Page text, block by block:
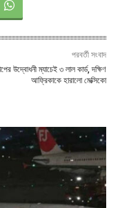
পরবর্তী সংবাদ
উদ্বোধনী ম্যাচেই ৩ লাল কার্ড, দক্ষিণ
আফ্রিকাকে হারালো মেক্সিকো